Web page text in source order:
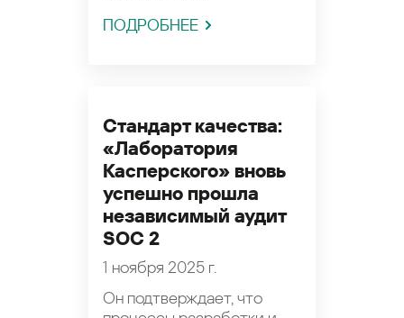
ПОДРОБНЕЕ
Стандарт качества:
«Лаборатория
Касперского» вновь
успешно прошла
независимый аудит
SOC 2
1 ноября 2025 г.
Он подтверждает, что